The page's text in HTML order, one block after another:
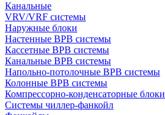
Канальные
VRV/VRF системы
Наружные блоки
Настенные ВРВ системы
Кассетные ВРВ системы
Канальные ВРВ системы
Напольно-потолочные ВРВ системы
Колонные ВРВ системы
Компрессорно-конденсаторные блоки
Системы чиллер-фанкойл